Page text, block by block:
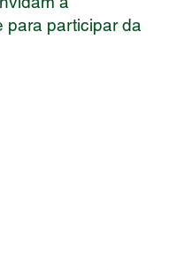
para participar da